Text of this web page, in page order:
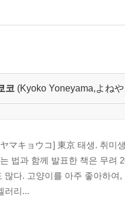
코 (Kyoko Yoneyama,よね
マキョウコ] 東京 태생. 취미
법과 함께 발표한 책은 무려
많다. 고양이를 아주 좋아하
러리...